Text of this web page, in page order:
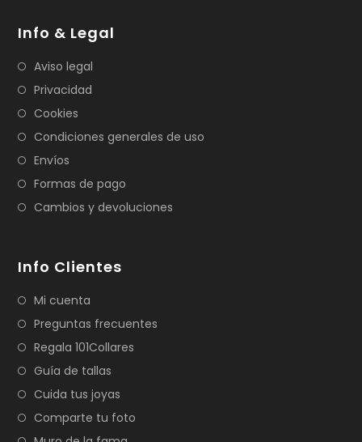
Info & Legal
Aviso legal
Privacidad
Cookies
Condiciones generales de uso
Envíos
Formas de pago
Cambios y devoluciones
Info Clientes
Mi cuenta
Preguntas frecuentes
Regala 101Collares
Guía de tallas
Cuida tus joyas
Comparte tu foto